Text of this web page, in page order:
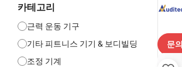
카테고리
근력 운동 기구
기타 피트니스 기기 & 보디빌딩
조정 기계
문